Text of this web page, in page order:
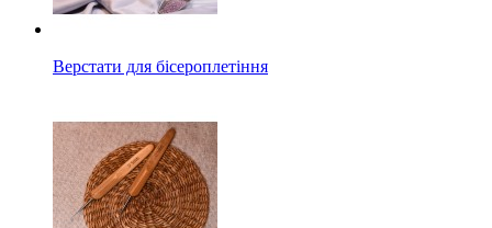
Верстати для бісероплетіння